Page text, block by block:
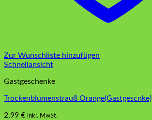
Zur Wunschliste hinzufügen
Schnellansicht
Gastgeschenke
Trockenblumenstrauß Orange(Gastgescnke)
2,99 € inkl. MwSt.